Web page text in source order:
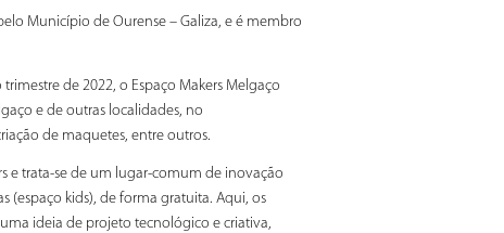
Município de Ourense – Galiza, e é membro
de 2022, o Espaço Makers Melgaço
e de outras localidades, no
de maquetes, entre outros.
e trata-se de um lugar-comum de inovação
(espaço kids), de forma gratuita. Aqui, os
ideia de projeto tecnológico e criativa,